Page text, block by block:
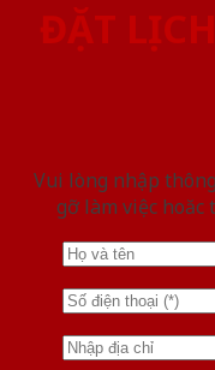
ĐẶT
Vui lòng nhập
gỡ làm việc hoăc